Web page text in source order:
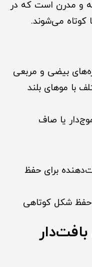
و مدرن است که در
کوتاه می‌شوند.
بیضی و مربعی
با موهای بلند
یا صاف
برای حفظ
حفظ شکل کوتاهی